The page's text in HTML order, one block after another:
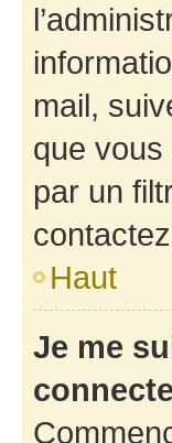
mail,
que vous
par un
Haut
Je me